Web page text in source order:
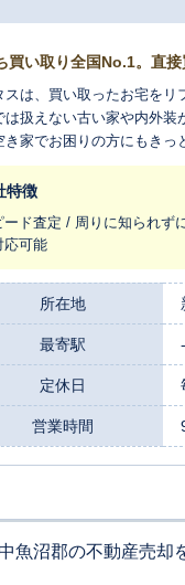
買い取り全国No.1。直接
スは、買い取ったお宅をリ
は扱えない古い家や内外装
き家でお困りの方にもきっ
わらせ、長く住みつなぐお
特徴
ード査定 / 周りに知られず
応可能
所在地
最寄駅 -
定休日
営業時間
魚沼郡の不動産売却